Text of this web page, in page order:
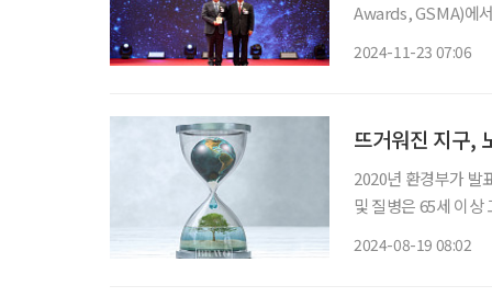
Awards, GSMA)에
2024-11-23 07:06
뜨거워진 지구,
2020년 환경부가 발
및 질병은 65세 이상 고령 인구에서
2024-08-19 08:02